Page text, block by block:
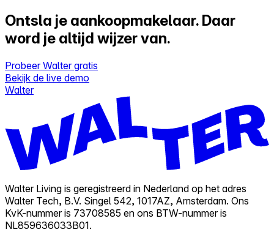
Ontsla je aankoopmakelaar. Daar
word je altijd wijzer van.
Probeer Walter gratis
Bekijk de live demo
Walter
Walter Living is geregistreerd in Nederland op het adres
Walter Tech, B.V. Singel 542, 1017AZ, Amsterdam. Ons
KvK-nummer is 73708585 en ons BTW-nummer is
NL859636033B01.